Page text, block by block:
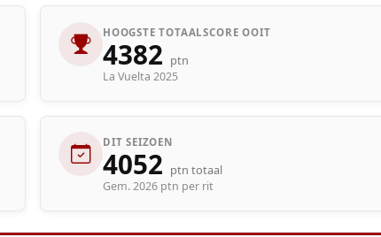
HOOGSTE TOTAALSCORE OOIT
4382 ptn
La Vuelta 2025
DIT SEIZOEN
4052 ptn totaal
Gem. 2026 ptn per rit